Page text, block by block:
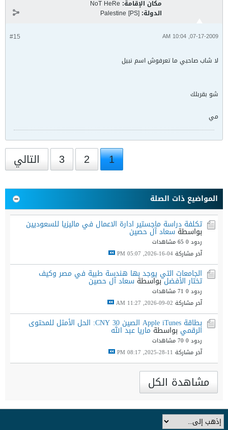
مكان الإقامة: NoT HeRe
الدولة: Palestine [PS]
#15 07-17-2009, 10:04 AM
لا شاب صاحبي ما تعرفوش اسم نبيل
شو بقربلك
مي
1
2
3 التالي
المواضيع ذات الصلة
تكلفة دراسة ماجستير ادارة الاعمال في ماليزيا للسعوديين
بواسطةسعاد آل حصين
ردود 0
65 مشاهدات
آخر مشاركة04-16-2026, 05:07 PM
الجامعات التي يوجد بها هندسة طبية في مصر وكيف
تختار الأفضلبواسطة سعاد آل حصين
ردود 0
71 مشاهدات
آخر مشاركة 02-09-2026, 11:27 AM
بطاقة Apple iTunes الصين 30 CNY: الحل الأمثل للمحتوى
الرقمي بواسطةماريا عبد الله
ردود 0
70 مشاهدات
آخر مشاركة 11-28-2025, 08:17 PM
مشاهدة الكل